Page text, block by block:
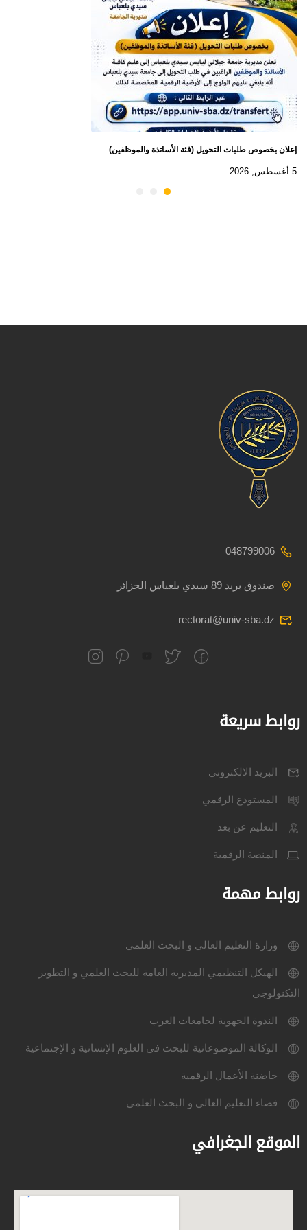
إعلان بخصوص طلبات التحويل (فئة الأساتذة والموظفين)
5 أغسطس, 2026
048799006
صندوق بريد 89 سيدي بلعباس الجزائر
rectorat@univ-sba.dz
روابط سريعة
البريد الالكتروني
المستودع الرقمي
التعليم عن بعد
المنصة الرقمية
روابط مهمة
وزارة التعليم العالي و البحث العلمي
الهيكل التنظيمي المديرية العامة للبحث العلمي و التطوير
التكنولوجي
الندوة الجهوية لجامعات الغرب
الوكالة الموضوعاتية للبحث في العلوم الإنسانية و الإجتماعية
حاضنة الأعمال الرقمية
فضاء التعليم العالي و البحث العلمي
الموقع الجغرافي